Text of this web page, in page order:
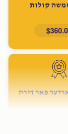
קולות
פאר דירה